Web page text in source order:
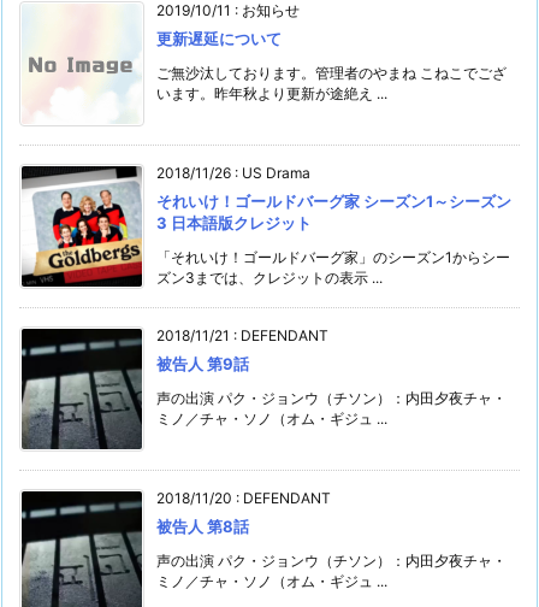
2019/10/11 : お知らせ
更新遅延について
ご無沙汰しております。管理者のやまね こねこでござ
います。昨年秋より更新が途絶え ...
2018/11/26 : US Drama
それいけ！ゴールドバーグ家 シーズン1～シーズン
3 日本語版クレジット
「それいけ！ゴールドバーグ家」のシーズン1からシー
ズン3までは、クレジットの表示 ...
2018/11/21 : DEFENDANT
被告人 第9話
声の出演 パク・ジョンウ（チソン）：内田夕夜チャ・
ミノ／チャ・ソノ（オム・ギジュ ...
2018/11/20 : DEFENDANT
被告人 第8話
声の出演 パク・ジョンウ（チソン）：内田夕夜チャ・
ミノ／チャ・ソノ（オム・ギジュ ...